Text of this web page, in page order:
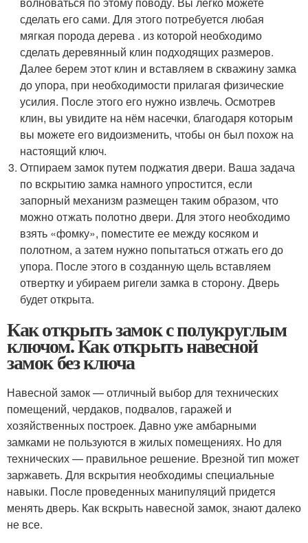
сделать его сами. Для этого потребуется любая
мягкая порода дерева . из которой необходимо
сделать деревянный клин подходящих размеров.
Далее берем этот клин и вставляем в скважину замка
до упора, при необходимости прилагая физические
усилия. После этого его нужно извлечь. Осмотрев
клин, вы увидите на нём насечки, благодаря которым
вы можете его видоизменить, чтобы он был похож на
настоящий ключ.
Отпираем замок путем поджатия двери. Ваша задача
по вскрытию замка намного упростится, если
запорный механизм размещен таким образом, что
можно отжать полотно двери. Для этого необходимо
взять «фомку», поместите ее между косяком и
полотном, а затем нужно попытаться отжать его до
упора. После этого в созданную щель вставляем
отвертку и убираем ригели замка в сторону. Дверь
будет открыта.
Как открыть замок с полукруглым
ключом. Как открыть навесной
замок без ключа
Навесной замок — отличный выбор для технических
помещений, чердаков, подвалов, гаражей и
хозяйственных построек. Давно уже амбарными
замками не пользуются в жилых помещениях. Но для
технических — правильное решение. Врезной тип может
заржаветь. Для вскрытия необходимы специальные
навыки. После проведенных манипуляций придется
менять дверь. Как вскрыть навесной замок, знают далеко
не все.